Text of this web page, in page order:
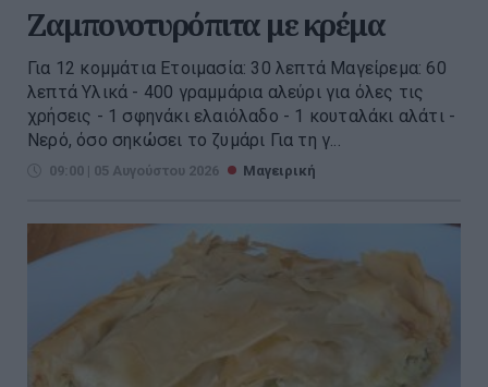
Ζαμπονοτυρόπιτα με κρέμα
Για 12 κομμάτια Ετοιμασία: 30 λεπτά Μαγείρεμα: 60
λεπτά Υλικά - 400 γραμμάρια αλεύρι για όλες τις
χρήσεις - 1 σφηνάκι ελαιόλαδο - 1 κουταλάκι αλάτι -
Νερό, όσο σηκώσει το ζυμάρι Για τη γ...
09:00 | 05 Αυγούστου 2026 Μαγειρική